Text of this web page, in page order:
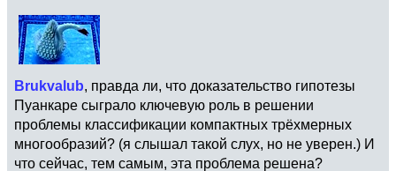
Brukvalub, правда ли, что доказательство гипотезы
Пуанкаре сыграло ключевую роль в решении
проблемы классификации компактных трёхмерных
многообразий? (я слышал такой слух, но не уверен.) И
что сейчас, тем самым, эта проблема решена?